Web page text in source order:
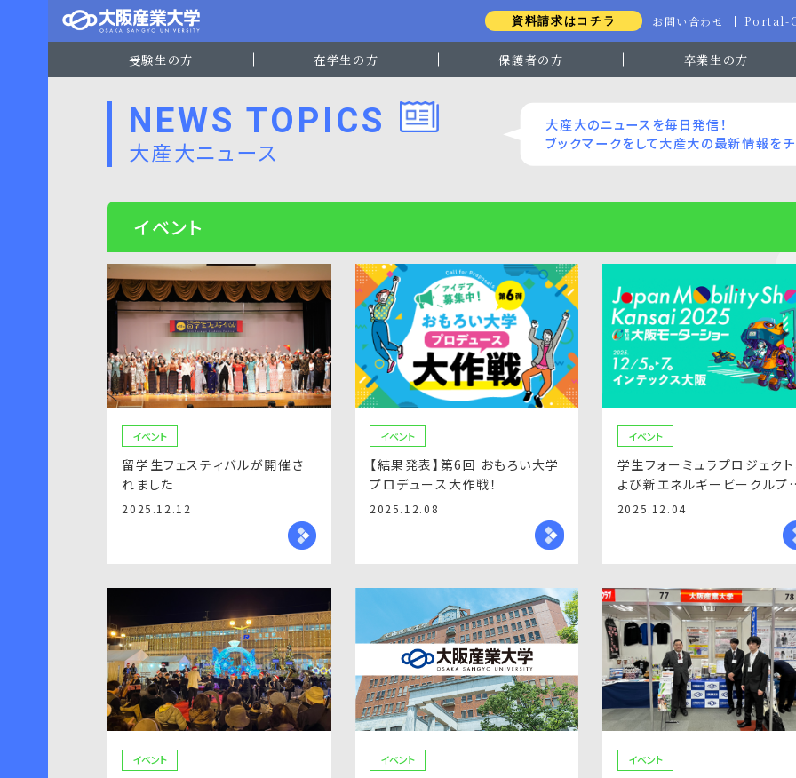
資料請求はコチラ お問い合わせ Portal-
受験生の方 在学生の方 保護者の方 卒業生の方
NEWS TOPICS
大産大ニュース
大産大のニュースを毎日発信！
ブックマークをして大産大の最新情報をチ
イベント
イベント
留学生フェスティバルが開催さ
れました
2025.12.12
イベント
【結果発表】第6回 おもろい大学
プロデュース大作戦！
2025.12.08
イベント
学生フォーミュラプロジェク
よび新エネルギービークルプ
ジェクトが第13回大阪モータ
2025.12.04
イベント イベント イベント